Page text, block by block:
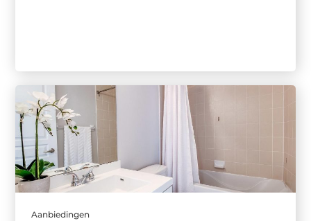
Aanbiedingen